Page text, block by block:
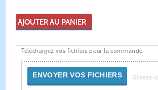
AJOUTER AU PANIER
Téléchargez vos fichiers pour la commande
ENVOYER VOS FICHIERS Glissez